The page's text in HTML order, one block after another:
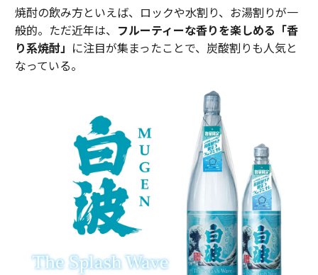
焼酎の飲み方といえば、ロックや水割り、お湯割りが一
般的。ただ近年は、 フルーティーな香りを楽しめる「香
り系焼酎」 に注目が集まったことで、炭酸割りも人気と
なっている。